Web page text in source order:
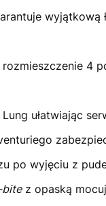
wyjątkową
rozmieszczenie 4
ułatwiając
po wyjęciu z
z opaską